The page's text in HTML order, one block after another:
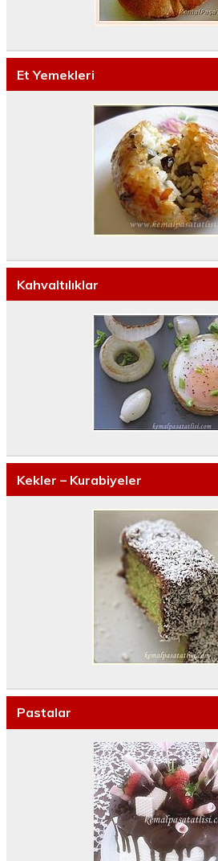
Et Yemekleri
Kahvaltılıklar
Kekler – Kurabiyeler
Pastalar